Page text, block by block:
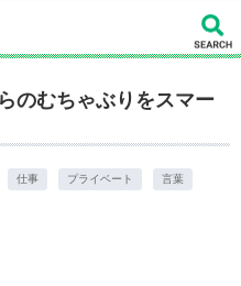
のむちゃぶりをスマー
仕事 プライベート 言葉